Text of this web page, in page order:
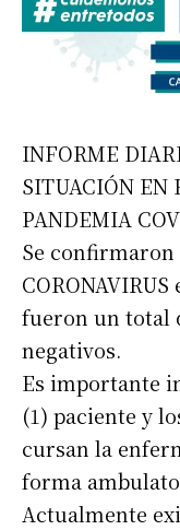
INFORME
SITUACIÓN EN
PANDEMIA
Se confirmaron
fueron un total
negativos.
Es importante
(1) paciente y
cursan la
forma
Actualmente